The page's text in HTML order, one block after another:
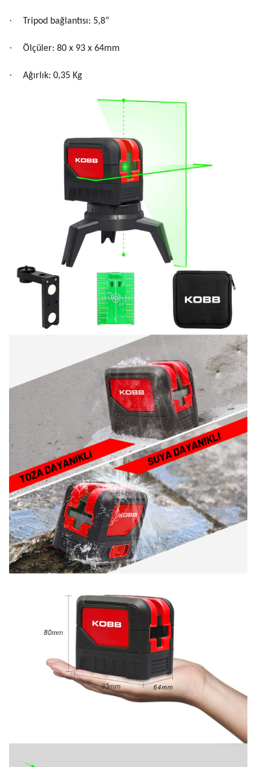
· Tripod bağlantısı: 5,8”
· Ölçüler: 80 x 93 x 64mm
· Ağırlık: 0,35 Kg